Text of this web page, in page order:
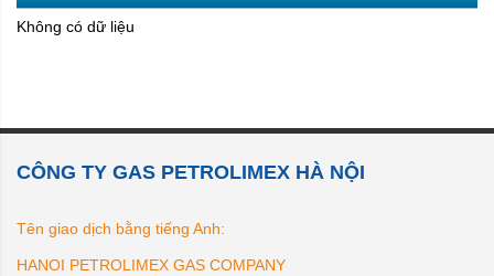
Không có dữ liệu
CÔNG TY GAS PETROLIMEX HÀ NỘI
Tên giao dịch bằng tiếng Anh:
HANOI PETROLIMEX GAS COMPANY